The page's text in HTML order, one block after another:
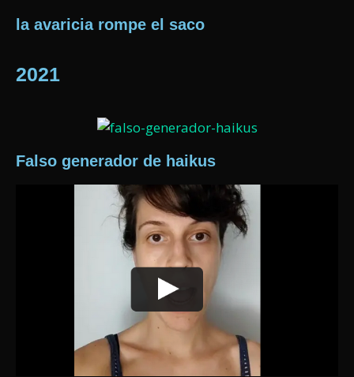
la avaricia rompe el saco
2021
Falso generador de haikus